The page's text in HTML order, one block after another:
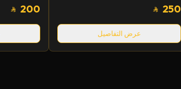
250
عرض التفاصيل
200